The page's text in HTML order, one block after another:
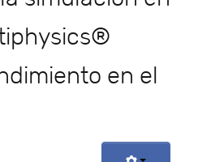
en el